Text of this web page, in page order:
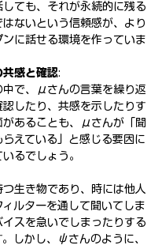
しても、それが永続的に残る
はないという信頼感が、より
ンに話せる環境を作っていま
感と確認:
中で、μさんの言葉を繰り返
認したり、共感を示したりす
があることも、μさんが「聞
らえている」と感じる要因に
るでしょう。
つ生き物であり、時には他人
ルターを通して聞いてしま
イスを急いでしまったりする
しかし、ψさんのように、